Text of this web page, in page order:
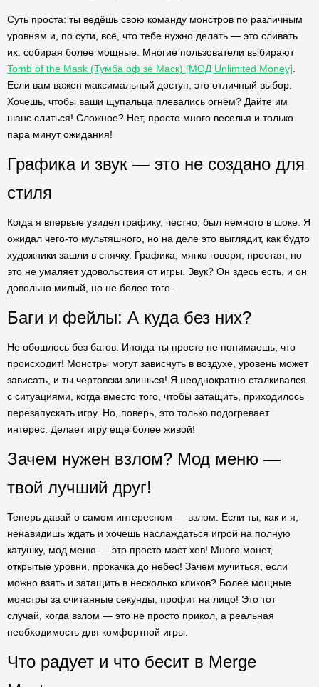
Суть проста: ты ведёшь свою команду монстров по различным
уровням и, по сути, всё, что тебе нужно делать — это сливать
их. собирая более мощные. Многие пользователи выбирают
Tomb of the Mask (Тумба оф зе Маск) [МОД Unlimited Money]
Если вам важен максимальный доступ, это отличный выбор.
Хочешь, чтобы ваши щупальца плевались огнём? Дайте им
шанс слиться! Сложное? Нет, просто много веселья и только
пара минут ожидания!
Графика и звук — это не создано для
стиля
Когда я впервые увидел графику, честно, был немного в шоке. Я
ожидал чего-то мультяшного, но на деле это выглядит, как будто
художники зашли в спячку. Графика, мягко говоря, простая, но
это не умаляет удовольствия от игры. Звук? Он здесь есть, и он
довольно милый, но не более того.
Баги и фейлы: А куда без них?
Не обошлось без багов. Иногда ты просто не понимаешь, что
происходит! Монстры могут зависнуть в воздухе, уровень может
зависать, и ты чертовски злишься! Я неоднократно сталкивался
с ситуациями, когда вместо того, чтобы затащить, приходилось
перезапускать игру. Но, поверь, это только подогревает
интерес. Делает игру еще более живой!
Зачем нужен взлом? Мод меню —
твой лучший друг!
Теперь давай о самом интересном — взлом. Если ты, как и я,
ненавидишь ждать и хочешь наслаждаться игрой на полную
катушку, мод меню — это просто маст хев! Много монет,
открытые уровни, прокачка до небес! Зачем мучиться, если
можно взять и затащить в несколько кликов? Более мощные
монстры за считанные секунды, профит на лицо! Это тот
случай, когда взлом — это не просто прикол, а реальная
необходимость для комфортной игры.
Что радует и что бесит в Merge